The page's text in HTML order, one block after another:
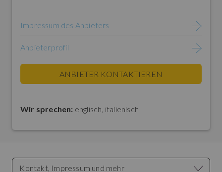
Impressum des Anbieters
Anbieterprofil
ANBIETER KONTAKTIEREN
Wir sprechen: englisch, italienisch
Kontakt, Impressum und mehr